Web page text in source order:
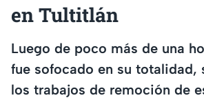
en Tultitlán
Luego de poco más de una
fue sofocado en su totalidad,
los trabajos de remoción de